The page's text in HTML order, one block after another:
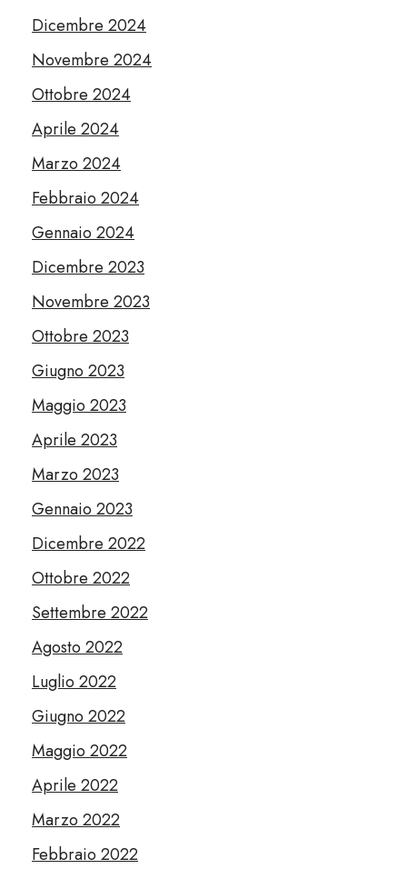
Dicembre 2024
Novembre 2024
Ottobre 2024
Aprile 2024
Marzo 2024
Febbraio 2024
Gennaio 2024
Dicembre 2023
Novembre 2023
Ottobre 2023
Giugno 2023
Maggio 2023
Aprile 2023
Marzo 2023
Gennaio 2023
Dicembre 2022
Ottobre 2022
Settembre 2022
Agosto 2022
Luglio 2022
Giugno 2022
Maggio 2022
Aprile 2022
Marzo 2022
Febbraio 2022